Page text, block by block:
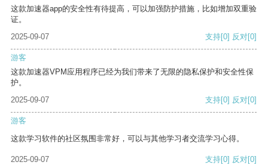
这款加速器app的安全性有待提高，可以加强防护措施，比如增加双重验
证。
2025-09-07
支持[0] 反对[0]
游客
这款加速器VPM应用程序已经为我们带来了无限的隐私保护和安全性保
护。
2025-09-07
支持[0] 反对[0]
游客
这款学习软件的社区氛围非常好，可以与其他学习者交流学习心得。
2025-09-07 支持[0] 反对[0]